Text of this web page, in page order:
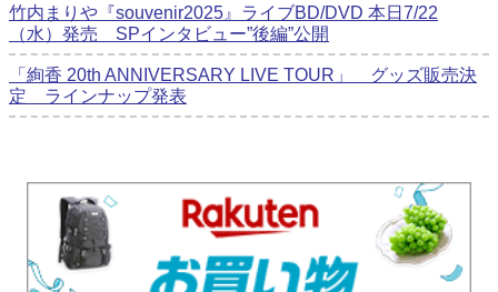
竹内まりや『souvenir2025』ライブBD/DVD 本日7/22
（水）発売 SPインタビュー”後編”公開
「絢香 20th ANNIVERSARY LIVE TOUR」 グッズ販売決
定 ラインナップ発表